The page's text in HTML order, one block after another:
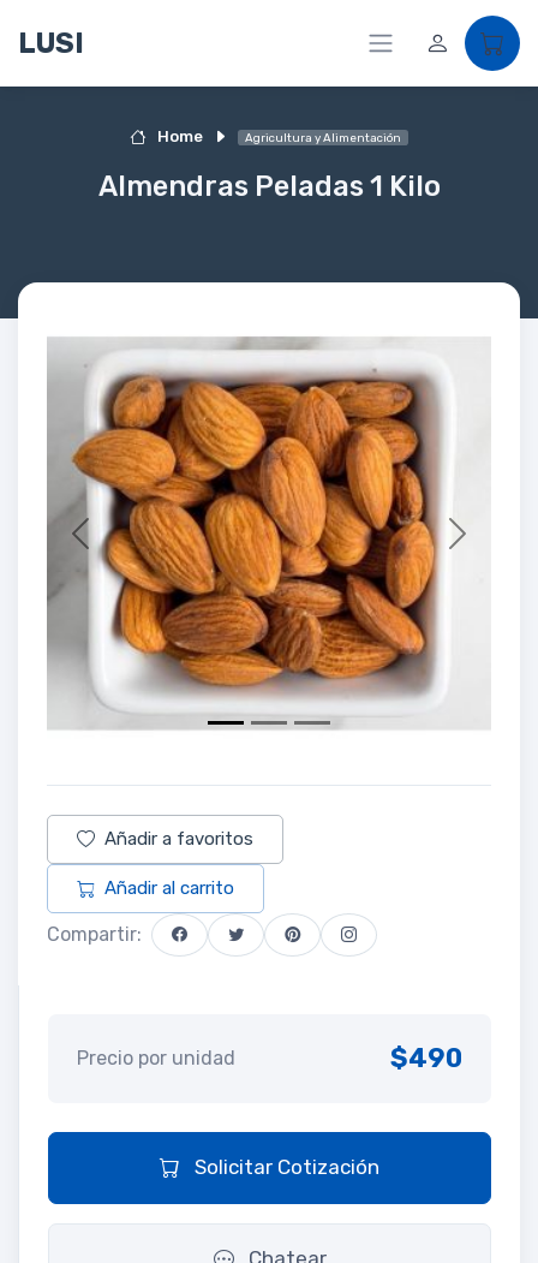
LUSI
Home Agricultura y Alimentación
Almendras Peladas 1 Kilo
Previous Next
Añadir a favoritos
Añadir al carrito
Compartir:
Precio por unidad $490
Solicitar Cotización
Chatear